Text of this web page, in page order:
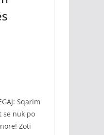
Sqarim
se nuk po
Zoti